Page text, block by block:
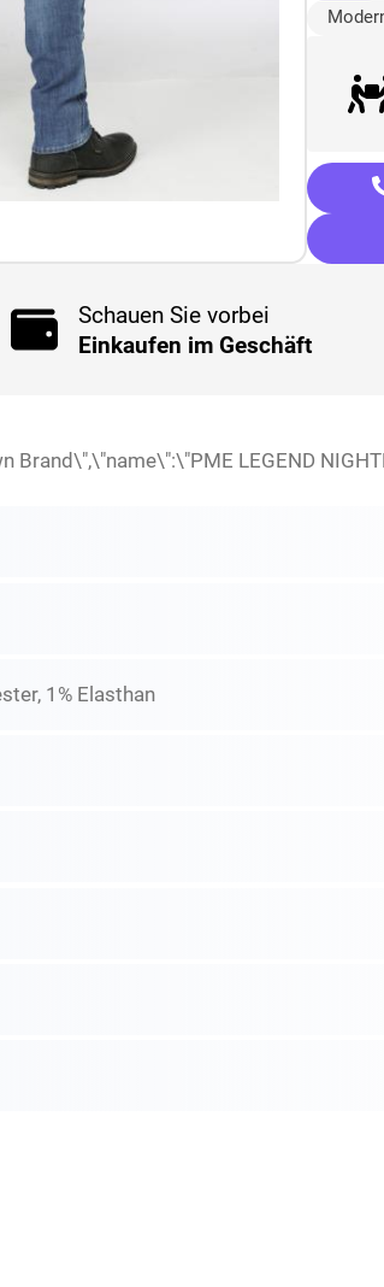
Schauen Sie vorbei
Einkaufen im Geschäft
Brand\",\"name\":\"PME LEGEND
1% Elasthan